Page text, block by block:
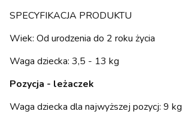
SPECYFIKACJA PRODUKTU
Wiek: Od urodzenia do 2 roku życia
Waga dziecka: 3,5 - 13 kg
Pozycja - leżaczek
Waga dziecka dla najwyższej pozycj: 9 kg